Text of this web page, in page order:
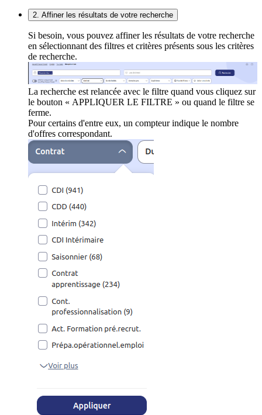
2. Affiner les résultats de votre recherche
Si besoin, vous pouvez affiner les résultats de votre recherche
en sélectionnant des filtres et critères présents sous les critères
de recherche.
La recherche est relancée avec le filtre quand vous cliquez sur
le bouton « APPLIQUER LE FILTRE » ou quand le filtre se
ferme.
Pour certains d'entre eux, un compteur indique le nombre
d'offres correspondant.